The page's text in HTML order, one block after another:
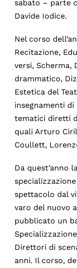
sabato – parte
Davide Iodice.
Nel corso
Recitazione,
versi, Scherma,
drammatico,
Estetica del
insegnamenti
tematici diretti
quali Arturo
Coullett,
Da quest’anno
spettacolo dal
varo del nuovo
pubblicato un
Direttori di
anni. Il corso,